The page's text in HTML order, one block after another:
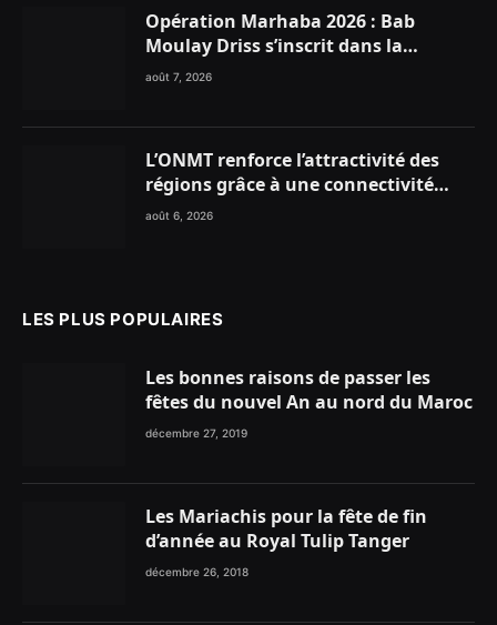
Opération Marhaba 2026 : Bab
Moulay Driss s’inscrit dans la
dynamique nationale en faveur des
août 7, 2026
L’ONMT renforce l’attractivité des
régions grâce à une connectivité
aérienne historique de Ryanair
août 6, 2026
LES PLUS POPULAIRES
Les bonnes raisons de passer les
fêtes du nouvel An au nord du Maroc
décembre 27, 2019
Les Mariachis pour la fête de fin
d’année au Royal Tulip Tanger
décembre 26, 2018